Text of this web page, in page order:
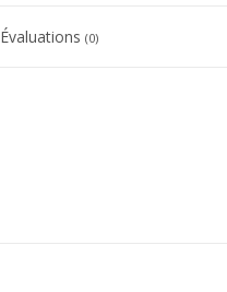
Évaluations (0)